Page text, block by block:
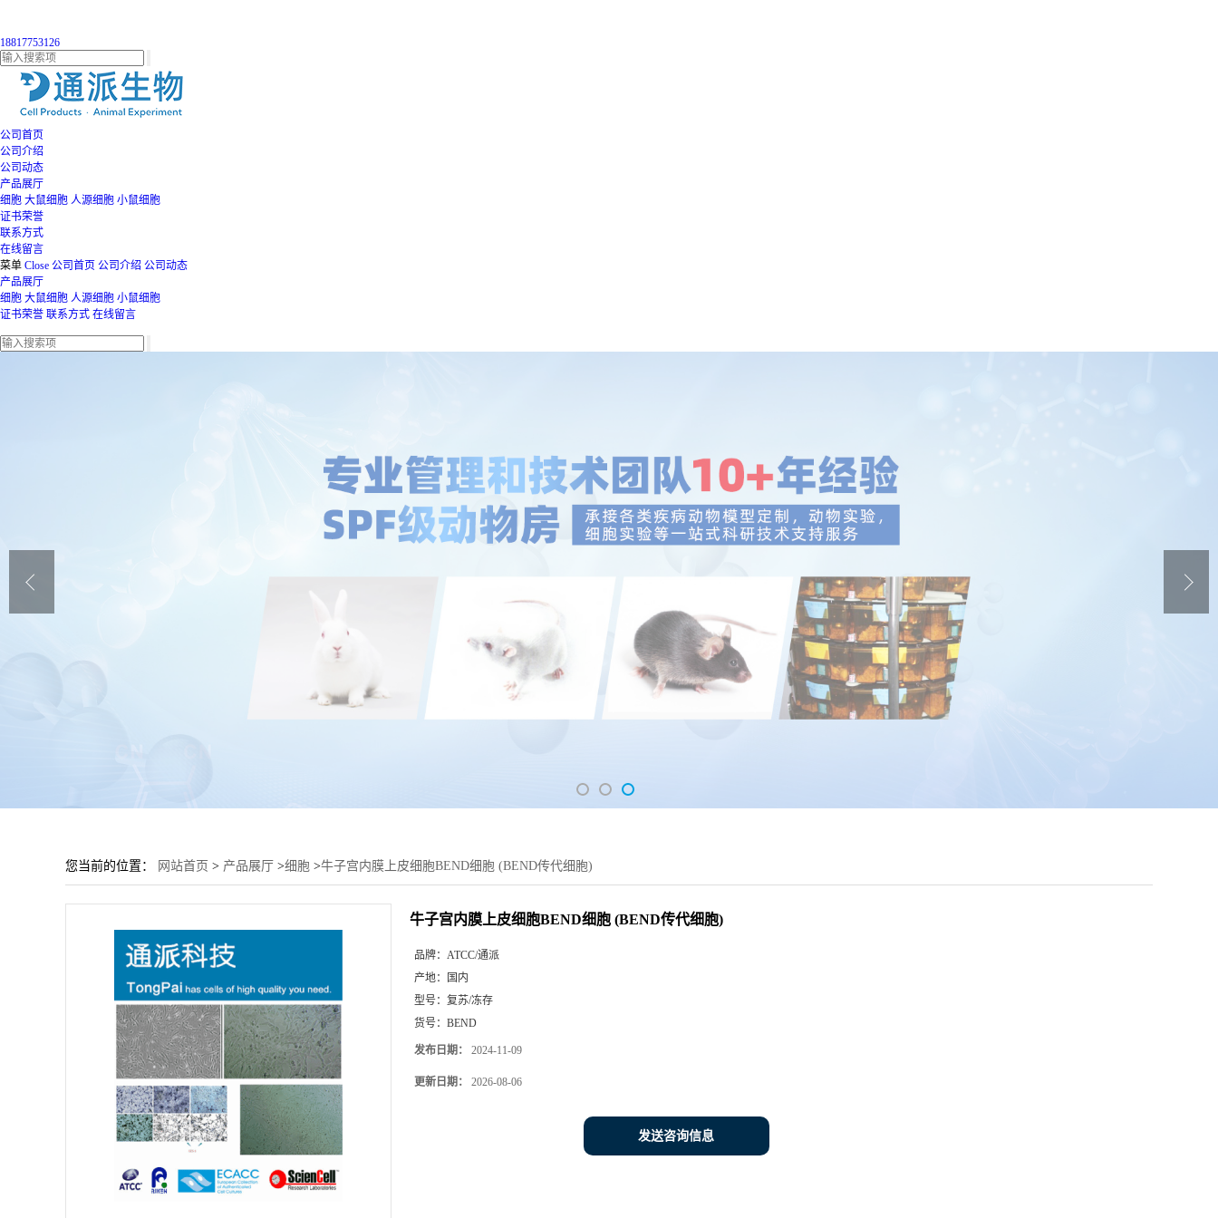
18817753126
公司首页
公司介绍
公司动态
产品展厅
细胞 大鼠细胞 人源细胞 小鼠细胞
证书荣誉
联系方式
在线留言
菜单 Close 公司首页 公司介绍 公司动态
产品展厅
细胞 大鼠细胞 人源细胞 小鼠细胞
证书荣誉 联系方式 在线留言
您当前的位置： 网站首页 > 产品展厅 >细胞 >牛子宫内膜上皮细胞BEND细胞 (BEND传代细胞)
牛子宫内膜上皮细胞BEND细胞 (BEND传代细胞)
品牌： ATCC/通派
产地：
国内
型号： 复苏/冻存
货号： BEND
发布日期： 2024-11-09
更新日期： 2026-08-06
发送咨询信息